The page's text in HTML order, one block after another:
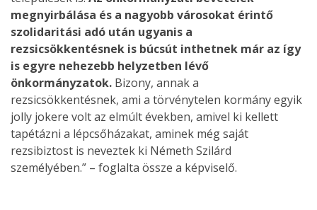
megnyirbálása és a nagyobb városokat érintő
szolidaritási adó után ugyanis a
rezsicsökkentésnek is búcsút inthetnek már az így
is egyre nehezebb helyzetben lévő
önkormányzatok. Bizony, annak a
rezsicsökkentésnek, ami a törvénytelen kormány egyik
jolly jokere volt az elmúlt években, amivel ki kellett
tapétázni a lépcsőházakat, aminek még saját
rezsibiztost is neveztek ki Németh Szilárd
személyében.” – foglalta össze a képviselő.